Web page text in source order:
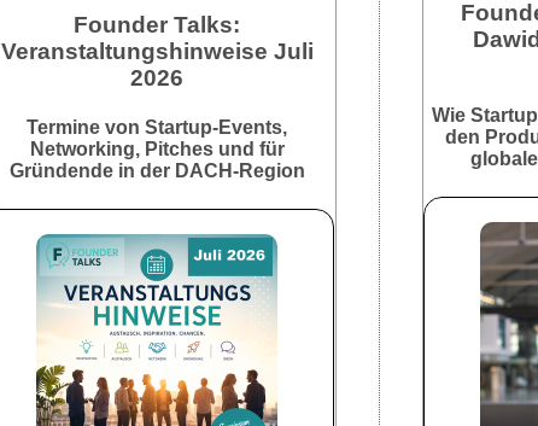
Wie
den
Founder Talks:
Veranstaltungshinweise Juli
2026
Termine von Startup-Events,
Networking, Pitches und für
Gründende in der DACH-Region